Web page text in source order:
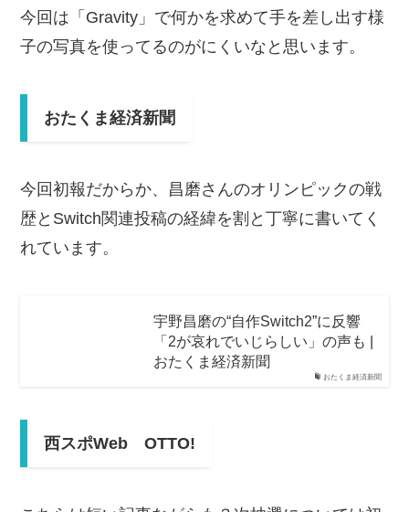
今回は「Gravity」で何かを求めて手を差し出す様
子の写真を使ってるのがにくいなと思います。
おたくま経済新聞
今回初報だからか、昌磨さんのオリンピックの戦
歴とSwitch関連投稿の経緯を割と丁寧に書いてく
れています。
おたくま経済新聞
宇野昌磨の“自作Switch2”に反響
「2が哀れでいじらしい」の声も |
おたくま経済新聞
西スポWeb OTTO!